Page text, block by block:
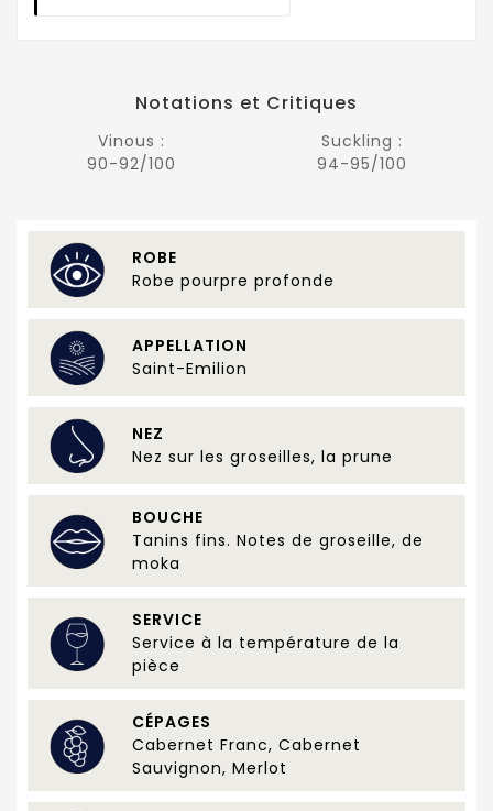
Notations et Critiques
Vinous :
90-92/100
Suckling :
94-95/100
ROBE
Robe pourpre profonde
APPELLATION
Saint-Emilion
NEZ
Nez sur les groseilles, la prune
BOUCHE
Tanins fins. Notes de groseille, de
moka
SERVICE
Service à la température de la
pièce
CÉPAGES
Cabernet Franc, Cabernet
Sauvignon, Merlot